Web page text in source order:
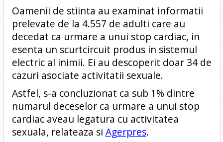
Oamenii de stiinta au examinat informatii
prelevate de la 4.557 de adulti care au
decedat ca urmare a unui stop cardiac, in
esenta un scurtcircuit produs in sistemul
electric al inimii. Ei au descoperit doar 34 de
cazuri asociate activitatii sexuale.
Astfel, s-a concluzionat ca sub 1% dintre
numarul deceselor ca urmare a unui stop
cardiac aveau legatura cu activitatea
sexuala, relateaza si Agerpres.